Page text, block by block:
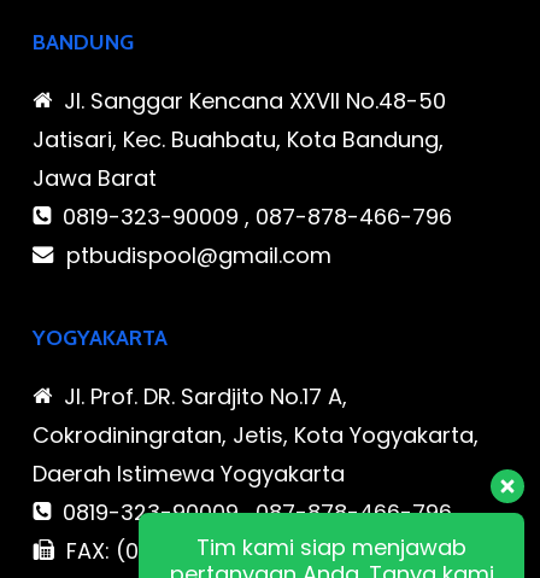
BANDUNG
Jl. Sanggar Kencana XXVII No.48-50
Jatisari, Kec. Buahbatu, Kota Bandung,
Jawa Barat
0819-323-90009 , 087-878-466-796
ptbudispool@gmail.com
YOGYAKARTA
Jl. Prof. DR. Sardjito No.17 A,
Cokrodiningratan, Jetis, Kota Yogyakarta,
Daerah Istimewa Yogyakarta
0819-323-90009 , 087-878-466-796
FAX: (021) 780 7511Tim kami siap menjawab